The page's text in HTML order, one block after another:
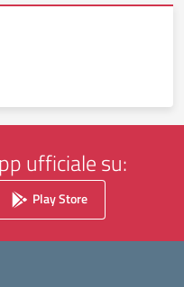
ufficiale su:
Play Store